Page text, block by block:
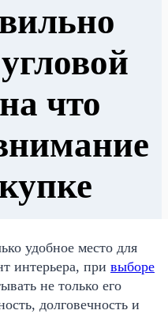
что
удобное место для
интерьера, при выборе
не только его
долговечность и